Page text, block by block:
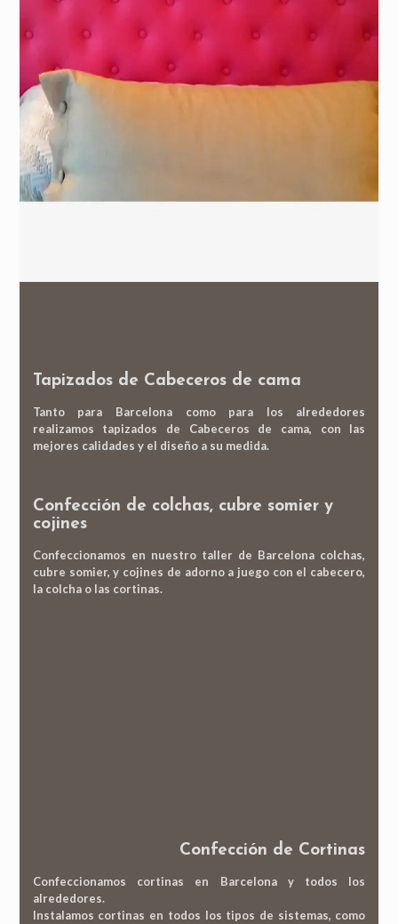
Tapizados de Cabeceros de cama
Tanto para Barcelona como para los alrededores
realizamos tapizados de Cabeceros de cama, con las
mejores calidades y el diseño a su medida.
Confección de colchas, cubre somier y
cojines
Confeccionamos en nuestro taller de Barcelona colchas,
cubre somier, y cojines de adorno a juego con el cabecero,
la colcha o las cortinas.
Confección de Cortinas
Confeccionamos cortinas en Barcelona y todos los
alrededores.
Instalamos cortinas en todos los tipos de sistemas, como